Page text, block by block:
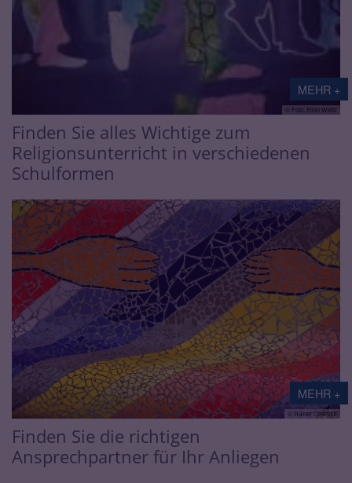
MEHR +
© Foto: Ellen Weitz
Finden Sie alles Wichtige zum
Religionsunterricht in verschiedenen
Schulformen
MEHR +
© Rainer Oberthür
Finden Sie die richtigen
Ansprechpartner für Ihr Anliegen